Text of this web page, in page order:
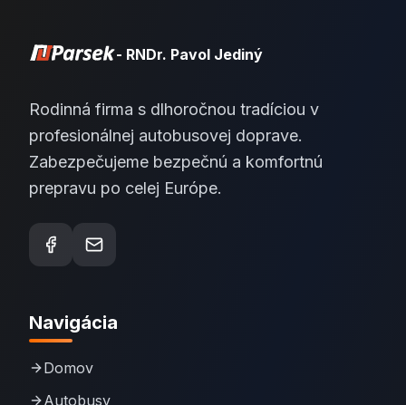
- RNDr. Pavol Jediný
Rodinná firma s dlhoročnou tradíciou v
profesionálnej autobusovej doprave.
Zabezpečujeme bezpečnú a komfortnú
prepravu po celej Európe.
Navigácia
Domov
Autobusy